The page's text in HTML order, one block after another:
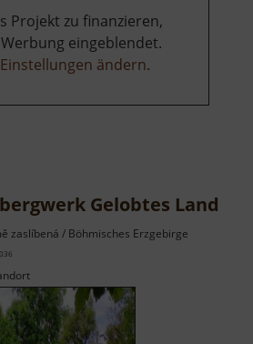
Projekt zu finanzieren,
eingeblendet.
ändern.
Gelobtes Land
zaslíbená / Böhmisches Erzgebirge